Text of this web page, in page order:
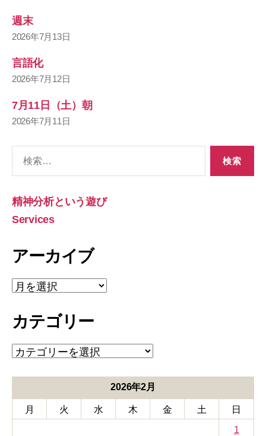
週末
2026年7月13日
言語化
2026年7月12日
7月11日（土）朝
2026年7月11日
象:
精神分析という遊び
Services
アーカイブ
ア
イ
カテゴリー
カ
ゴ
ー
2026年2月
月 火 水 木 金 土
日
1